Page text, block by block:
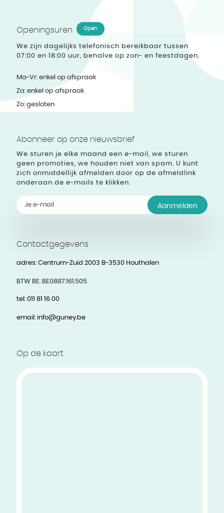
Openingsuren Open
We zijn dagelijks telefonisch bereikbaar tussen
07:00 en 18:00 uur, behalve op zon- en feestdagen.
Ma-Vr: enkel op afspraak
Za: enkel op afspraak
Zo: gesloten
Abonneer op onze nieuwsbrief
We sturen je elke maand een e-mail, we sturen
geen promoties, we houden niet van spam. U kunt
zich onmiddellijk afmelden door op de afmeldlink
onderaan de e-mails te klikken.
Aanmelden
Contactgegevens
adres: Centrum-Zuid 2003 B-3530 Houthalen
BTW BE: BE0887.161.505
tel: 011 81 16 00
email: info@guney.be
Op de kaart